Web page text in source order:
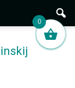
0